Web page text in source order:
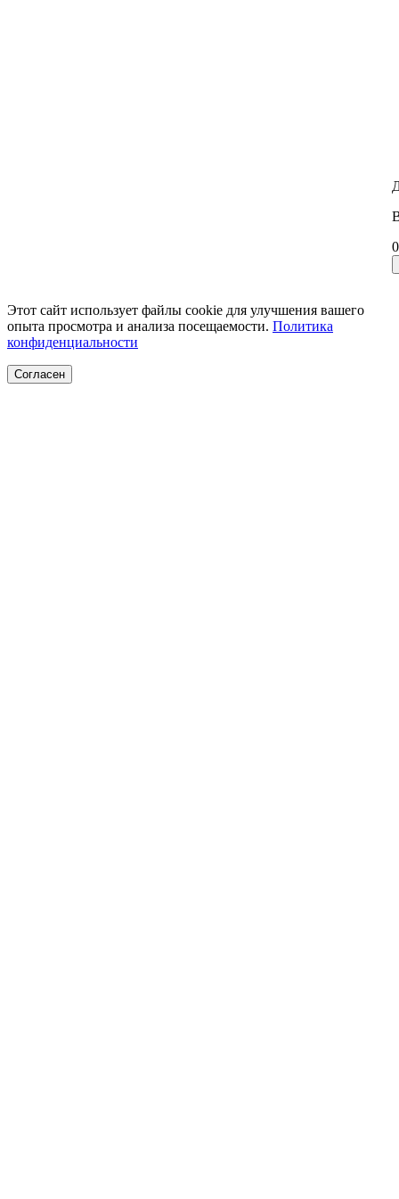
Этот сайт использует файлы cookie для улучшения вашего
опыта просмотра и анализа посещаемости. Политика
конфиденциальности
Согласен